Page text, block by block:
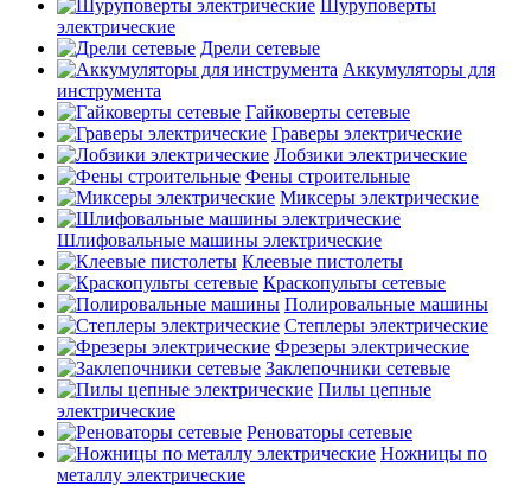
Шуруповерты
электрические
Дрели сетевые
Аккумуляторы для
инструмента
Гайковерты сетевые
Граверы электрические
Лобзики электрические
Фены строительные
Миксеры электрические
Шлифовальные машины электрические
Клеевые пистолеты
Краскопульты сетевые
Полировальные машины
Степлеры электрические
Фрезеры электрические
Заклепочники сетевые
Пилы цепные
электрические
Реноваторы сетевые
Ножницы по
металлу электрические